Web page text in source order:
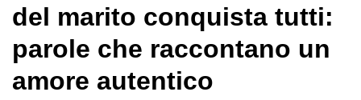
del marito conquista tutti:
parole che raccontano un
amore autentico